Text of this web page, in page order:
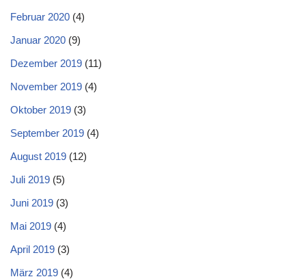
Februar 2020 (4)
Januar 2020 (9)
Dezember 2019 (11)
November 2019 (4)
Oktober 2019 (3)
September 2019 (4)
August 2019 (12)
Juli 2019 (5)
Juni 2019 (3)
Mai 2019 (4)
April 2019 (3)
März 2019 (4)